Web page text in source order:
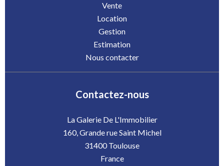
Vente
Location
Gestion
Estimation
Nous contacter
Contactez-nous
La Galerie De L'Immobilier
160, Grande rue Saint Michel
31400Toulouse
France